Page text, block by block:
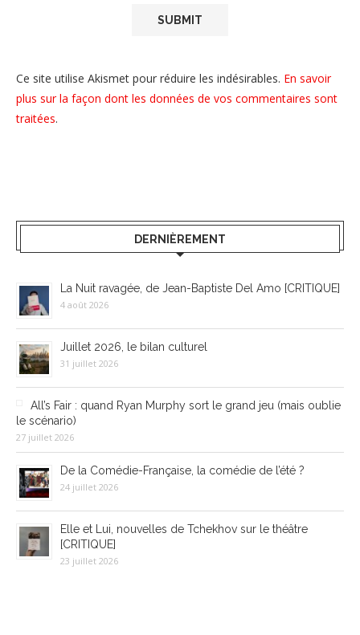
Ce site utilise Akismet pour réduire les indésirables. En savoir
plus sur la façon dont les données de vos commentaires sont
traitées.
DERNIÈREMENT
La Nuit ravagée, de Jean-Baptiste Del Amo [CRITIQUE]
4 août 2026
Juillet 2026, le bilan culturel
31 juillet 2026
All’s Fair : quand Ryan Murphy sort le grand jeu (mais oublie
le scénario)
27 juillet 2026
De la Comédie-Française, la comédie de l’été ?
24 juillet 2026
Elle et Lui, nouvelles de Tchekhov sur le théâtre
[CRITIQUE]
23 juillet 2026